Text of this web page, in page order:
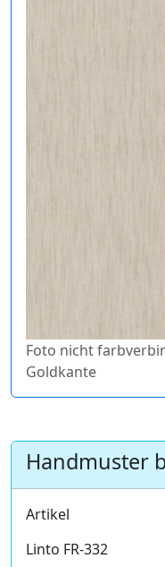
Foto nicht
Goldkante
Handmuster
Artikel
Linto FR-332